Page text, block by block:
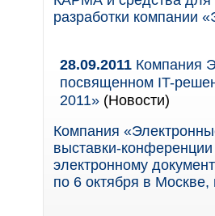
разработки компании
28.09.2011 Компания
посвященном IT-
2011» (Новости)
Компания
выставки-
электронному
по 6 октября в